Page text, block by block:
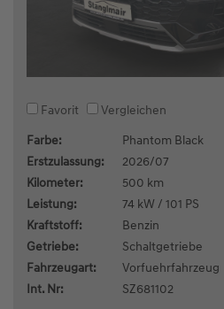
Favorit
Vergleichen
Farbe:
Phantom Black
Erstzulassung:
2026/07
Kilometer:
500 km
Leistung:
74 kW / 101 PS
Kraftstoff:
Benzin
Getriebe:
Schaltgetriebe
Fahrzeugart:
Vorfuehrfahrzeug
Int. Nr:
SZ681102